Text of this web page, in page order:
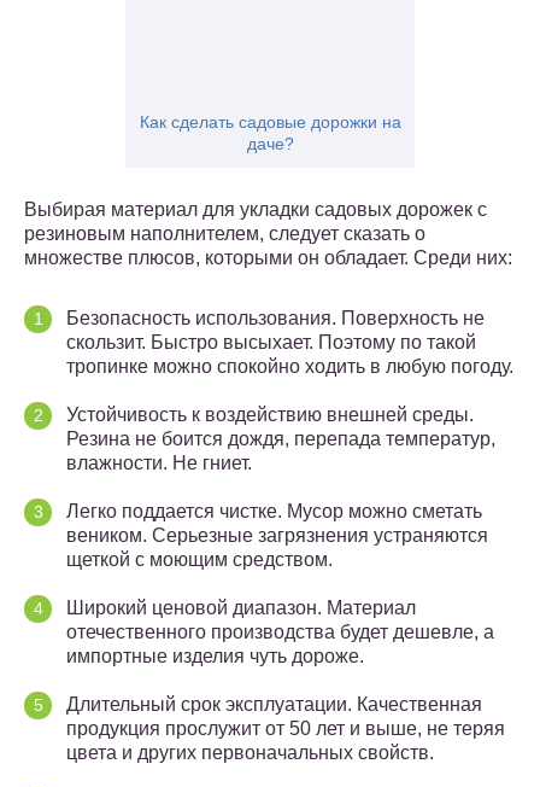
Как сделать садовые дорожки на
даче?
Выбирая материал для укладки садовых дорожек с
резиновым наполнителем, следует сказать о
множестве плюсов, которыми он обладает. Среди них:
Безопасность использования. Поверхность не
скользит. Быстро высыхает. Поэтому по такой
тропинке можно спокойно ходить в любую погоду.
Устойчивость к воздействию внешней среды.
Резина не боится дождя, перепада температур,
влажности. Не гниет.
Легко поддается чистке. Мусор можно сметать
веником. Серьезные загрязнения устраняются
щеткой с моющим средством.
Широкий ценовой диапазон. Материал
отечественного производства будет дешевле, а
импортные изделия чуть дороже.
Длительный срок эксплуатации. Качественная
продукция прослужит от 50 лет и выше, не теряя
цвета и других первоначальных свойств.